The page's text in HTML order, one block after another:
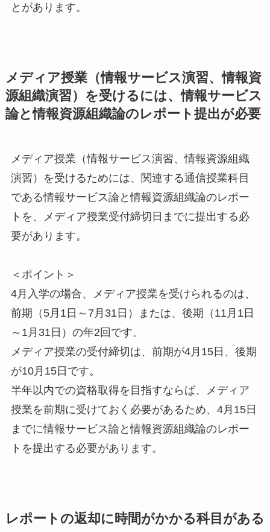
とがあります。
メディア授業（情報サービス演習、情報資
源組織演習）を受けるには、情報サービス
論と情報資源組織論のレポート提出が必要
メディア授業（情報サービス演習、情報資源組織
演習）を受けるためには、関連する通信授業科目
である情報サービス論と情報資源組織論のレポー
トを、メディア授業受付締切日までに提出する必
要があります。
＜ポイント＞
4月入学の場合、メディア授業を受けられるのは、
前期（5月1日～7月31日）または、後期（11月1日
～1月31日）の年2回です。
メディア授業の受付締切は、前期が4月15日、後期
が10月15日です。
半年以内での資格取得を目指すならば、メディア
授業を前期に受けておく必要があるため、4月15日
までに情報サービス論と情報資源組織論のレポー
トを提出する必要があります。
レポートの返却に時間がかかる科目がある